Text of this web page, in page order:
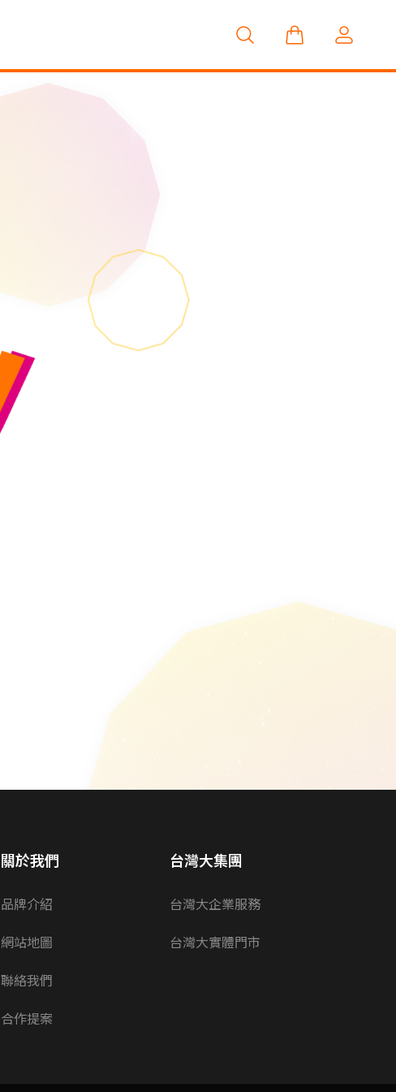
關於我們
品牌介紹
網站地圖
聯絡我們
合作提案
台灣大集團
台灣大企業服務
台灣大實體門市